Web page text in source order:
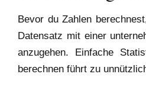
Bevor du Zahlen
Datensatz mit einer
anzugehen. Einfache
berechnen führt zu